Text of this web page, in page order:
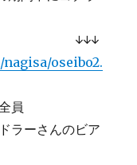
oseibo2.
員
ーさんのビア